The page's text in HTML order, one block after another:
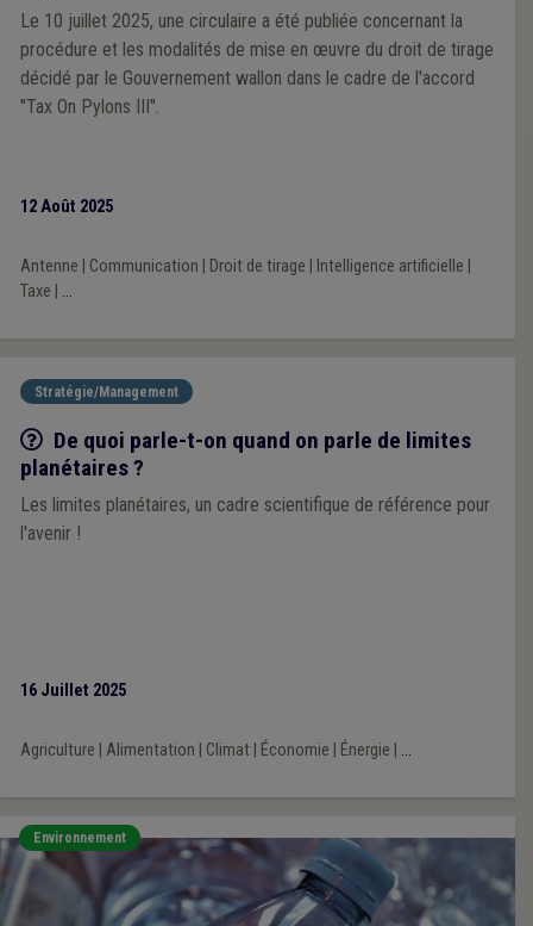
Le 10 juillet 2025, une circulaire a été publiée concernant la
procédure et les modalités de mise en œuvre du droit de tirage
décidé par le Gouvernement wallon dans le cadre de l'accord
"Tax On Pylons III".
12 Août 2025
Antenne Communication Droit de tirage Intelligence artificielle
Taxe
...
Stratégie/Management
Q/R
De quoi parle-t-on quand on parle de limites
planétaires ?
Les limites planétaires, un cadre scientifique de référence pour
l'avenir !
16 Juillet 2025
Agriculture Alimentation Climat| Économie Énergie ...
Environnement